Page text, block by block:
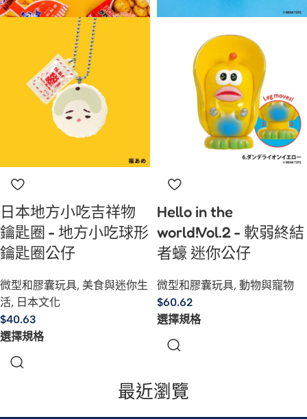
日本地方小吃吉祥物
鑰匙圈 - 地方小吃球形
鑰匙圈公仔
微型和膠囊玩具, 美食與迷你生
活, 日本文化
$40.63
選擇規格
Hello in the
world!Vol.2 - 軟弱終結
者蠔 迷你公仔
微型和膠囊玩具, 動物與寵物
$60.62
選擇規格
最近瀏覽